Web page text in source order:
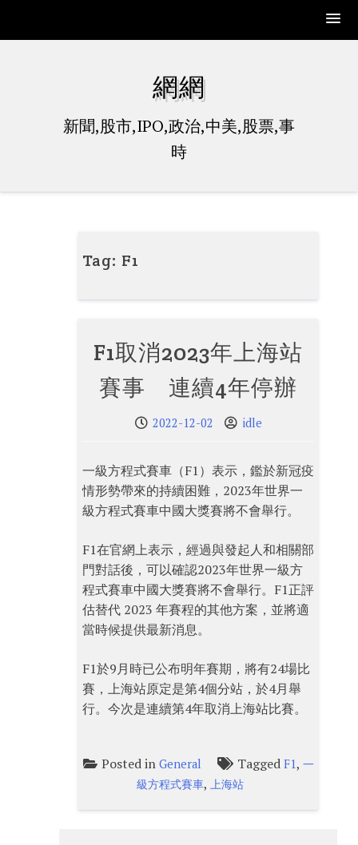
網網
新聞,股市,IPO,政治,中美,股票,事
時
Tag: F1
F1取消2023年上海站
賽事 連續4年停辦
2022-12-02 idle
一級方程式賽車（F1）表示，鑑於新冠疫
情形勢帶來的持續困難，2023年世界一
級方程式賽車中國大獎賽將不會舉行。
F1在官網上表示，經過與發起人和相關部
門對話後，可以確認2023年世界一級方
程式賽車中國大獎賽將不會舉行。F1正評
估替代 2023 年賽程的其他方案，並將適
當時候提供最新消息。
F1於9月時已公布明年賽期，將有24場比
賽，上海站原定是第4個分站，於4月舉
行。今次是連續第4年取消上海站比賽。
Posted in General Tagged F1, 一
級方程式賽車,上海站